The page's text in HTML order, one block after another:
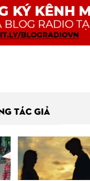
TÁC GIẢ